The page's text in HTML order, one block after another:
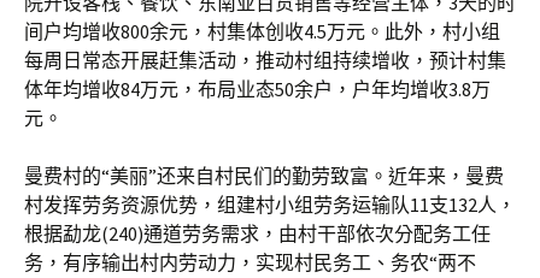
间户均增收800余元，村集体创收4.5万元。此外，村小组
每周日常态开展赶集活动，推动村组持续增收，预计村集
体年均增收84万元，布局业态50余户，户年均增收3.8万
元。
曼费村的“美丽”还来自村民们的勤劳致富。近年来，曼费
村发挥劳务资源优势，组建村小组劳务运输队11支132人，
根据勐龙(240)通道劳务需求，由村干部依次分配务工任
务，有序输出村内劳动力，实现村民务工、务农“两不